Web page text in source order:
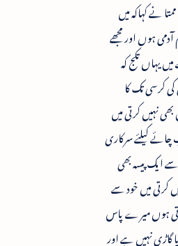
نے کہاکہ میں
ہوں اور مجھے
یہاں تکج کہ
کی کرسی تک کا
نہیں کرتی میں
کیلئے سرکاری
ایک پیسہ بھی
کرتی میں خود سے
ہوں میرے پاس
گاڑی نہیں ہے اور